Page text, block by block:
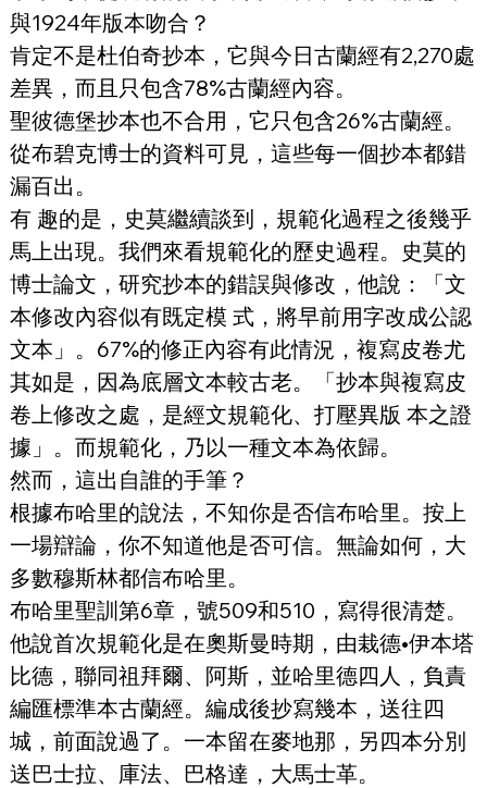
與1924年版本吻合？
肯定不是杜伯奇抄本，它與今日古蘭經有2,270處
差異，而且只包含78%古蘭經內容。
聖彼德堡抄本也不合用，它只包含26%古蘭經。
從布碧克博士的資料可見，這些每一個抄本都錯
漏百出。
有 趣的是，史莫繼續談到，規範化過程之後幾乎
馬上出現。我們來看規範化的歷史過程。史莫的
博士論文，研究抄本的錯誤與修改，他說：「文
本修改內容似有既定模 式，將早前用字改成公認
文本」。67%的修正內容有此情況，複寫皮卷尤
其如是，因為底層文本較古老。「抄本與複寫皮
卷上修改之處，是經文規範化、打壓異版 本之證
據」。而規範化，乃以一種文本為依歸。
然而，這出自誰的手筆？
根據布哈里的說法，不知你是否信布哈里。按上
一場辯論，你不知道他是否可信。無論如何，大
多數穆斯林都信布哈里。
布哈里聖訓第6章，號509和510，寫得很清楚。
他說首次規範化是在奧斯曼時期，由栽德•伊本塔
比德，聯同祖拜爾、阿斯，並哈里德四人，負責
編匯標準本古蘭經。編成後抄寫幾本，送往四
城，前面說過了。一本留在麥地那，另四本分別
送巴士拉、庫法、巴格達，大馬士革。